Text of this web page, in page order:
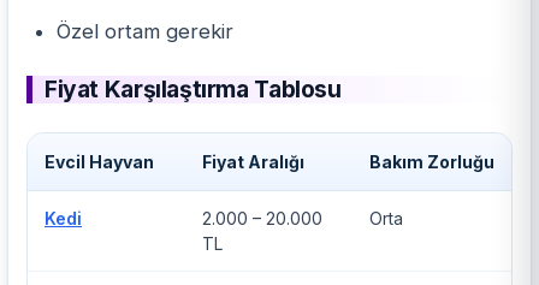
Özel ortam gerekir
Fiyat Karşılaştırma Tablosu
Evcil Hayvan Fiyat Aralığı Bakım Zorluğu
Kedi
2.000 – 20.000
TL
Orta